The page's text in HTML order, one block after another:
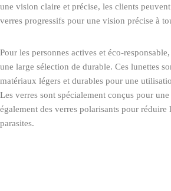
une vision claire et précise, les clients
verres progressifs pour une vision précise à
Pour les personnes actives et éco-
une large sélection de durable. Ces lunettes
matériaux légers et durables pour une
Les verres sont spécialement conçus pour
également des verres polarisants pour réduire
parasites.